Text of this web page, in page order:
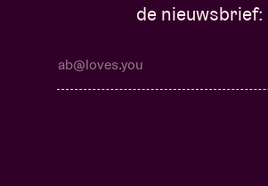
de nieuwsbrief: